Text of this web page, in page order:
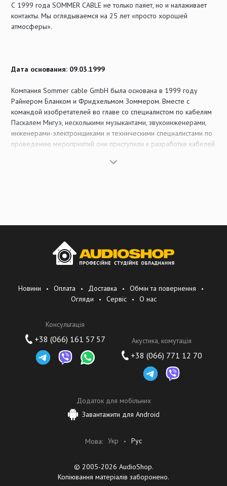
С 1999 года SOMMER CABLE не только паяет, но и налаживает
контакты. Мы оглядываемся на 25 лет «просто хорошей
атмосферы».
Дата основания: 09.03.1999
Компания Sommer cable GmbH была основана в 1999 году
Райнером Бланком и Фридхельмом Зоммером. Вместе с
командой изобретателей во главе со специалистом по кабелям
Паскалем Мигуэ, несколькими музыкантами, звукоинженерами,
инженерами-электронщиками и техническими специалистами по
проведению мероприятий они приступили к разработке кабелей
качество звука, но и отличаются удобством в использовании.
продукцию. С 2000 года мы опубликовали более 40 версий
нашего основного каталога и различные специальные каталоги,
переведённые на 6 разных языков. В начале мы представляли
Новини Оплата Доставка
Обмін та повернення
Огляди
Сервіс О нас
Консультація
+38 (066) 161 57 57 Акустика, комутація
+38 (066) 771 12 70
Додаток для мобільних
Завантажити для Android
Мова: Укр Рус
© 2005-2026 AudioShop.
Копіювання матеріалів заборонено.